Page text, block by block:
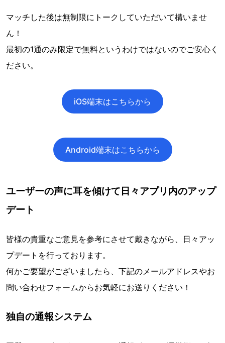
マッチした後は無制限にトークしていただいて構いませ
ん！
最初の1通のみ限定で無料というわけではないのでご安心く
ださい。
iOS端末はこちらから
Android端末はこちらから
ユーザーの声に耳を傾けて日々アプリ内のアップ
デート
皆様の貴重なご意見を参考にさせて戴きながら、日々アッ
プデートを行っております。
何かご要望がございましたら、下記のメールアドレスやお
問い合わせフォームからお気軽にお送りください！
独自の通報システム